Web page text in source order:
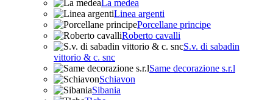
La medea
Linea argenti
Porcellane principe
Roberto cavalli
S.v. di sabadin
vittorio & c. snc
Same decorazione s.r.l
Schiavon
Sibania